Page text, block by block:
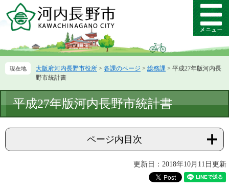
ー
先
ニ
を
て
メ
ニ
ー
大阪府河内長野市役所 > 各課のページ > 総務課 > 平成27年版河内長
野市統計書
文
平成27年版河内長野市統計書
ページ内目次
更新日：2018年10月11日更新